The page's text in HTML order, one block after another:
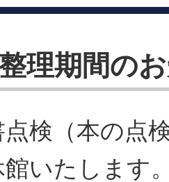
理期間の
点検（本の点
館いたします